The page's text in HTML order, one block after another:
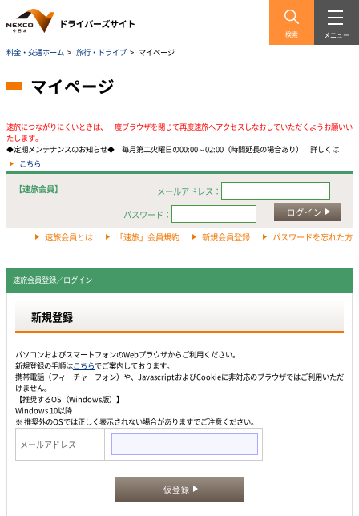
検索 メニュー
料金・交通ホーム > 旅行・ドライブ > マイページ
マイページ
速旅につながりにくいときは、一度ブラウザを閉じて再度速旅へアクセスしなおしていただくようお願いい
たします。
◆定期メンテナンスのお知らせ◆ 毎月第二火曜日の00:00～02:00（時間延長の場合あり） 詳しくは
こちら
【速旅会員】
メールアドレス：
パスワード：
ログイン
速旅会員とは 「速旅」会員規約 新規会員登録 パスワードを忘れた方
速旅会員登録／ログイン
新規登録
パソコンおよびスマートフォンのWebプラウザからご利用ください。
新規登録の手順はこちらでご案内しております。
携帯電話（フィーチャーフォン）や、JavascriptおよびCookieに非対応のブラウザではご利用いただ
けません。
【推奨するOS（Windows版）】
Windows 10以降
※ 推奨外のOSでは正しく表示されない場合がありますでご注意ください。
メールアドレス
仮登録